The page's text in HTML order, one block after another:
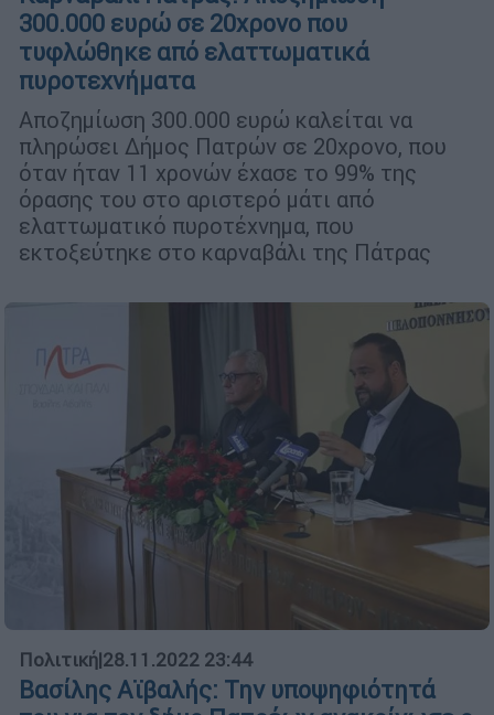
300.000 ευρώ σε 20χρονο που
τυφλώθηκε από ελαττωματικά
πυροτεχνήματα
Αποζημίωση 300.000 ευρώ καλείται να
πληρώσει Δήμος Πατρών σε 20χρονο, που
όταν ήταν 11 χρονών έχασε το 99% της
όρασης του στο αριστερό μάτι από
ελαττωματικό πυροτέχνημα, που
εκτοξεύτηκε στο καρναβάλι της Πάτρας
Πολιτική|28.11.2022 23:44
Βασίλης Αϊβαλής: Την υποψηφιότητά